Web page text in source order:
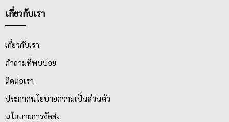
เกี่ยวกับเรา
เกี่ยวกับเรา
คำถามที่พบบ่อย
ติดต่อเรา
ประกาศนโยบายความเป็นส่วนตัว
นโยบายการจัดส่ง